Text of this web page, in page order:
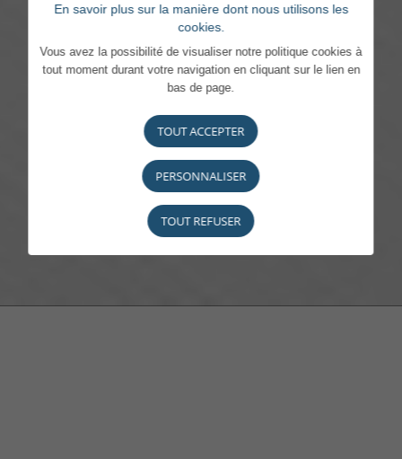
En savoir plus sur la manière dont nous utilisons les
cookies.
Vous avez la possibilité de visualiser notre politique cookies à
tout moment durant votre navigation en cliquant sur le lien en
bas de page.
TOUT ACCEPTER
PERSONNALISER
TOUT REFUSER